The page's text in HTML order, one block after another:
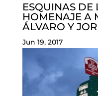
ESQUINAS DE
HOMENAJE A
ÁLVARO Y
Jun 19, 2017